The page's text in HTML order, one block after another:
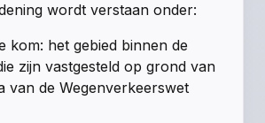
wordt verstaan onder:
kom: het gebied binnen de
zijn vastgesteld op grond van
van de Wegenverkeerswet